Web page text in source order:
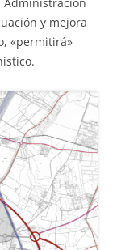
y mejora
«permitirá»